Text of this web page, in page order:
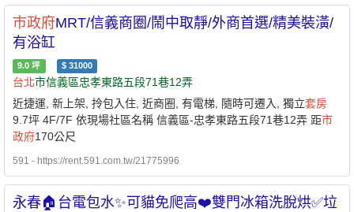
市政府MRT/信義商圈/鬧中取靜/外商首選/精美裝潢/
有浴缸
9.0 坪 $ 31000
台北市信義區忠孝東路五段71巷12弄
近捷運, 新上架, 拎包入住, 近商圈, 有電梯, 隨時可遷入, 獨立套房
9.7坪 4F/7F 依現場社區名稱 信義區-忠孝東路五段71巷12弄 距市
政府170公尺
591 - https://rent.591.com.tw/21775996
永春🏠台電包水✨可貓免爬高❤️雙門冰箱洗脫烘✅垃